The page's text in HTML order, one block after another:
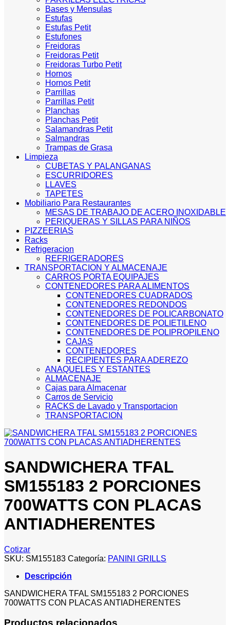
Bases y Mensulas
Estufas
Estufas Petit
Estufones
Freidoras
Freidoras Petit
Freidoras Turbo Petit
Hornos
Hornos Petit
Parrillas
Parrillas Petit
Planchas
Planchas Petit
Salamandras Petit
Salmandras
Trampas de Grasa
Limpieza
CUBETAS Y PALANGANAS
ESCURRIDORES
LLAVES
TAPETES
Mobiliario Para Restaurantes
MESAS DE TRABAJO DE ACERO INOXIDABLE
PERIQUERAS Y SILLAS PARA NIÑOS
PIZZEERIAS
Racks
Refrigeracion
REFRIGERADORES
TRANSPORTACION Y ALMACENAJE
CARROS PORTA EQUIPAJES
CONTENEDORES PARA ALIMENTOS
CONTENEDORES CUADRADOS
CONTENEDORES REDONDOS
CONTENEDORES DE POLICARBONATO
CONTENEDORES DE POLIETILENO
CONTENEDORES DE POLIPROPILENO
CAJAS
CONTENEDORES
RECIPIENTES PARA ADEREZO
ANAQUELES Y ESTANTES
ALMACENAJE
Cajas para Almacenar
Carros de Servicio
RACKS de Lavado y Transportacion
TRANSPORTACION
SANDWICHERA TFAL
SM155183 2 PORCIONES
700WATTS CON PLACAS
ANTIADHERENTES
Cotizar
SKU: SM155183 Categoría: PANINI GRILLS
Descripción
SANDWICHERA TFAL SM155183 2 PORCIONES
700WATTS CON PLACAS ANTIADHERENTES
Productos relacionados